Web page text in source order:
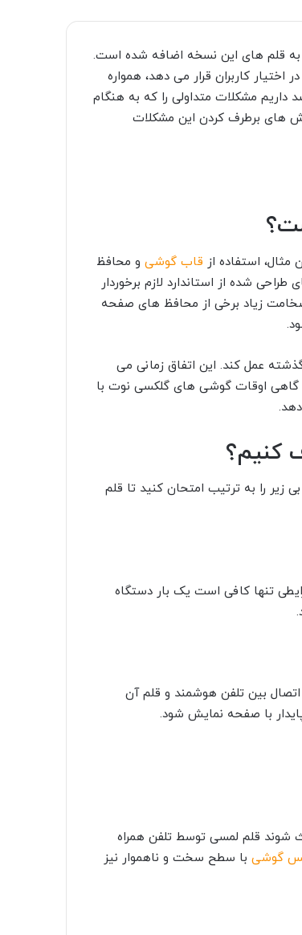
قلم های این نسخه اضافه شده است.
کاربران قرار می دهد، همواره
داریم مشکلات متداولی را که به هنگام
های برطرف کردن این مشکلات
استفاده از قاب گوشی و محافظ
شده از استاندارد لازم برخوردار
زیاد برخی از محافظ های صفحه
عمل کند. این اتفاق زمانی می
گاهی اوقات گوشی های گلکسی نوت با
کنیم؟
را به ترتیب امتحان کنید تا قلم
تنها کافی است یک بار دستگاه
بین تلفن هوشمند و قلم آن
با صفحه نمایش شود.
قلم لمسی توسط تلفن همراه
گوشی با سطح سخت و ناهموار نیز